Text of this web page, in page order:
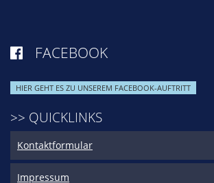
 FACEBOOK
HIER GEHT ES ZU UNSEREM FACEBOOK-AUFTRITT
>> QUICKLINKS
Kontaktformular
Impressum